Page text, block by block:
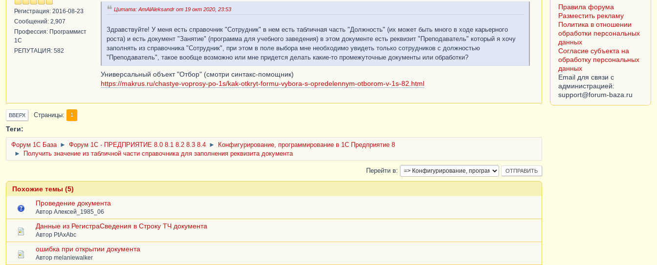
Регистрация: 2016-08-23
Сообщений: 2,907
Профессия: Программист
1С
РЕПУТАЦИЯ: 582
Цитата: AmAlAleksandr от 19 окт 2020, 23:53
Здравствуйте! У меня есть справочник "Сотрудник" в нем есть табличная часть "Должность" (их может быть много в ходе карьерного
роста) и есть документ "Занятие" (программа для учебного заведения) в этом документе есть реквизит "Преподаватель" который я хочу
заполнять из справочника "Сотрудник", при этом в поле выбора мне необходимо увидеть только сотрудников с должностью
"Преподаватель", такое вообще возможно или мне придется делать какие-то промежуточные документы или обработки?
Универсальный объект "Отбор" (смотри синтакс-помощник)
https://makrus.ru/chastye-voprosy-po-1s/kak-otkryt-formu-vybora-s-opredelennym-otborom-v-1s-82.html
ВВЕРХ Страницы 1
Теги:
Форум 1C База ► Форум 1С - ПРЕДПРИЯТИЕ 8.0 8.1 8.2 8.3 8.4 ►
Конфигурирование, программирование в 1С Предприятие 8
►
Получить значение из табличной части справочника для заполнения реквизита документа
Перейти в
Похожие темы (5)
Проведение документа
Автор Алексей_1985_06
Данные из РегистраСведения в Строку ТЧ документа
Автор PtAxAbc
ошибка при открытии документа
Автор melaniewalker
Информация
Правила форума
Разместить рекламу
Политика в отношении
обработки персональных
данных
Согласие субъекта на
обработку персональных
данных
Email для связи с
администрацией: